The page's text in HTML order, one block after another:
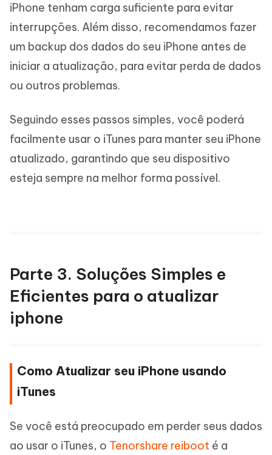
iPhone tenham carga suficiente para evitar
interrupções. Além disso, recomendamos fazer
um backup dos dados do seu iPhone antes de
iniciar a atualização, para evitar perda de dados
ou outros problemas.
Seguindo esses passos simples, você poderá
facilmente usar o iTunes para manter seu iPhone
atualizado, garantindo que seu dispositivo
esteja sempre na melhor forma possível.
Parte 3. Soluções Simples e
Eficientes para o atualizar
iphone
Como Atualizar seu iPhone usando
iTunes
Se você está preocupado em perder seus dados
ao usar o iTunes, o Tenorshare reiboot é a